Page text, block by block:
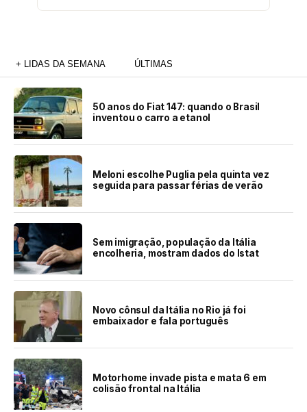
+ LIDAS DA SEMANA ÚLTIMAS
50 anos do Fiat 147: quando o Brasil
inventou o carro a etanol
Meloni escolhe Puglia pela quinta vez
seguida para passar férias de verão
Sem imigração, população da Itália
encolheria, mostram dados do Istat
Novo cônsul da Itália no Rio já foi
embaixador e fala português
Motorhome invade pista e mata 6 em
colisão frontal na Itália